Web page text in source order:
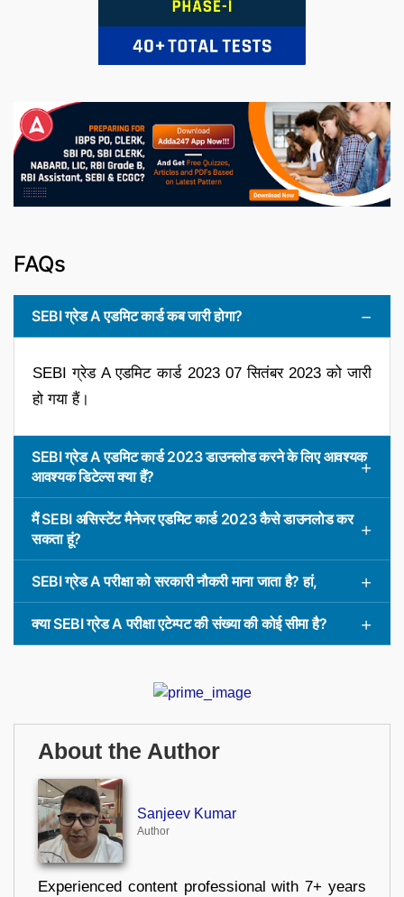
FAQs
SEBI ग्रेड A एडमिट कार्ड कब जारी होगा?
SEBI ग्रेड A एडमिट कार्ड 2023 07 सितंबर 2023 को जारी
हो गया हैं।
SEBI ग्रेड A एडमिट कार्ड 2023 डाउनलोड करने के लिए आवश्यक
आवश्यक डिटेल्स क्या हैं?
मैं SEBI असिस्टेंट मैनेजर एडमिट कार्ड 2023 कैसे डाउनलोड कर
सकता हूं?
SEBI ग्रेड A परीक्षा को सरकारी नौकरी माना जाता है? हां,
क्या SEBI ग्रेड A परीक्षा एटेम्पट की संख्या की कोई सीमा है?
About the Author
Sanjeev Kumar
Author
Experienced content professional with 7+ years